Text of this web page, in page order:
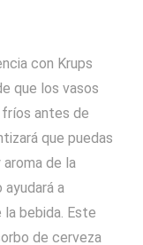
con Krups
que los vasos
antes de
que puedas
de la
a
bebida. Este
de cerveza